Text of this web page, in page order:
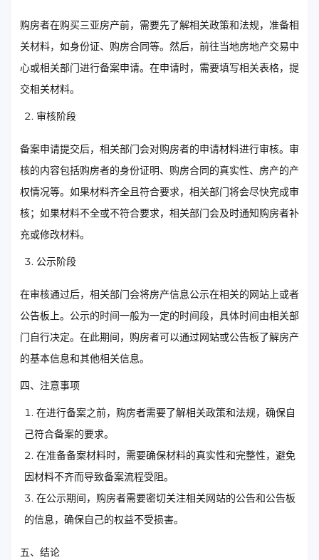
购房者在购买三亚房产前，需要先了解相关政策和法规，准备相
关材料，如身份证、购房合同等。然后，前往当地房地产交易中
心或相关部门进行备案申请。在申请时，需要填写相关表格，提
交相关材料。
审核阶段
备案申请提交后，相关部门会对购房者的申请材料进行审核。审
核的内容包括购房者的身份证明、购房合同的真实性、房产的产
权情况等。如果材料齐全且符合要求，相关部门将会尽快完成审
核；如果材料不全或不符合要求，相关部门会及时通知购房者补
充或修改材料。
公示阶段
在审核通过后，相关部门会将房产信息公示在相关的网站上或者
公告板上。公示的时间一般为一定的时间段，具体时间由相关部
门自行决定。在此期间，购房者可以通过网站或公告板了解房产
的基本信息和其他相关信息。
四、注意事项
在进行备案之前，购房者需要了解相关政策和法规，确保自
己符合备案的要求。
在准备备案材料时，需要确保材料的真实性和完整性，避免
因材料不齐而导致备案流程受阻。
在公示期间，购房者需要密切关注相关网站的公告和公告板
的信息，确保自己的权益不受损害。
五、结论